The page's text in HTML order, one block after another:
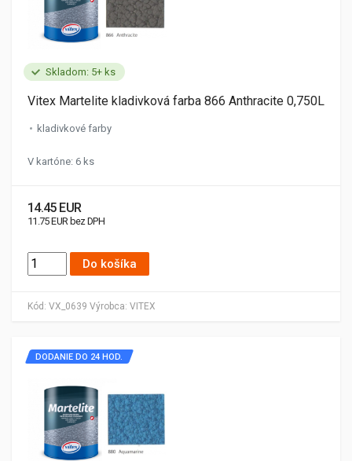
Skladom: 5+ ks
Kód: VX_0639 Výrobca: VITEX
Vitex Martelite kladivková farba 866 Anthracite 0,750L
kladivkové farby
V kartóne: 6 ks
14.45 EUR
11.75 EUR bez DPH
Do košíka
DODANIE DO 24 HOD.